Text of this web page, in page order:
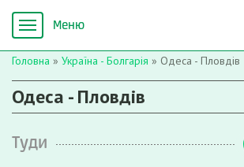
Головна » Україна - Болгарія » Одеса - Пловдів
Одеса - Пловдів
Туди